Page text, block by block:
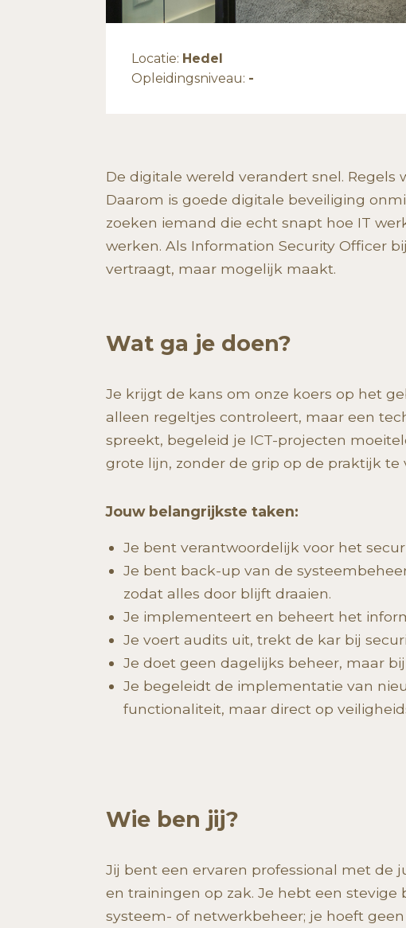
Locatie: Hedel
Opleidingsniveau: -
De digitale wereld verandert snel.
Daarom is goede digitale beveiliging
zoeken iemand die echt snapt hoe IT
werken. Als Information Security Officer
vertraagt, maar mogelijk maakt.
Wat ga je doen?
Je krijgt de kans om onze koers op het
alleen regeltjes controleert, maar een
spreekt, begeleid je ICT-projecten
grote lijn, zonder de grip op de praktijk te
Jouw belangrijkste taken:
Je bent verantwoordelijk voor het
Je bent back-up van de
zodat alles door blijft draaien.
Je implementeert en beheert het
Je voert audits uit, trekt de kar bij
​Je doet geen dagelijks beheer, maar
Je begeleidt de implementatie van
functionaliteit, maar direct op
Wie ben jij?
Jij bent een ervaren professional met de
en trainingen op zak. Je hebt een stevige
systeem- of netwerkbeheer; je hoeft